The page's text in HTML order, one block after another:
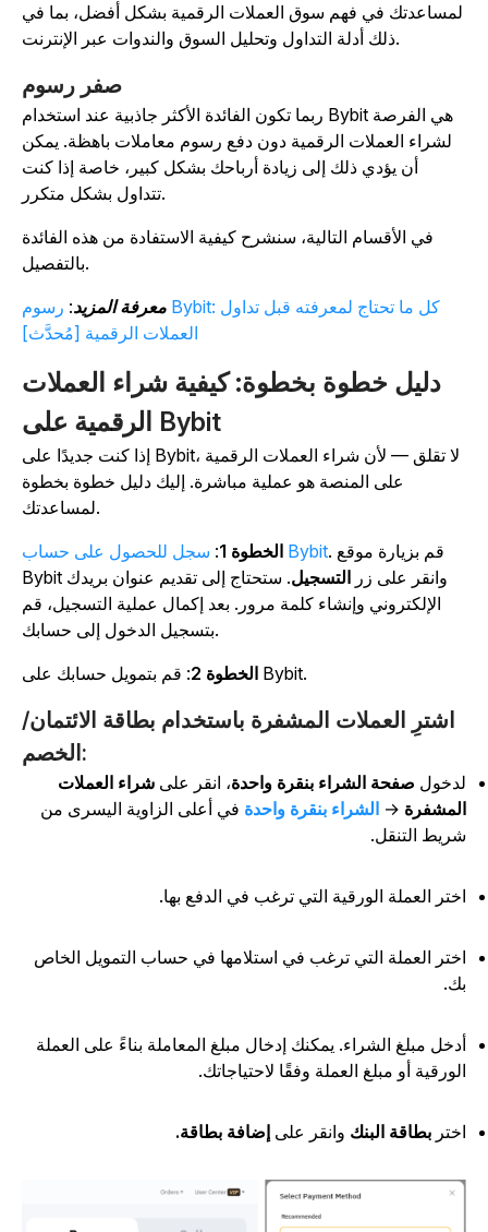
لمساعدتك في فهم سوق العملات الرقمية بشكل أفضل، بما في
ربما تكون الفائدة الأكثر جاذبية عند استخدام Bybit هي الفرصة
لشراء العملات الرقمية دون دفع رسوم معاملات باهظة. يمكن
أن يؤدي ذلك إلى زيادة أرباحك بشكل كبير، خاصة إذا كنت
في الأقسام التالية، سنشرح كيفية الاستفادة من هذه الفائدة
معرفة المزيد:رسوم Bybit: كل ما تحتاج لمعرفته قبل تداول
العملات الرقمية [مُحدَّث]
دليل خطوة بخطوة: كيفية شراء العملات
الرقمية على Bybit
إذا كنت جديدًا على Bybit، لا تقلق — لأن شراء العملات الرقمية
على المنصة هو عملية مباشرة. إليك دليل خطوة بخطوة
الخطوة 1 : سجل للحصول على حساب Bybit. قم بزيارة موقع
Bybit وانقر على زر التسجيل. ستحتاج إلى تقديم عنوان بريدك
الإلكتروني وإنشاء كلمة مرور. بعد إكمال عملية التسجيل، قم
الخطوة 2: قم بتمويل حسابك على Bybit.
اشترِ العملات المشفرة باستخدام بطاقة الائتمان/
صفحة الشراء بنقرة واحدة، انقر علىشراء العملات
→ الشراء بنقرة واحدةفي أعلى الزاوية اليسرى من
التنقل.
العملة الورقية التي ترغب في الدفع بها.
العملة التي ترغب في استلامها في حساب التمويل الخاص
مبلغ الشراء. يمكنك إدخال مبلغ المعاملة بناءً على العملة
أو مبلغ العملة وفقًا لاحتياجاتك.
بطاقة البنكوانقر علىإضافة بطاقة.